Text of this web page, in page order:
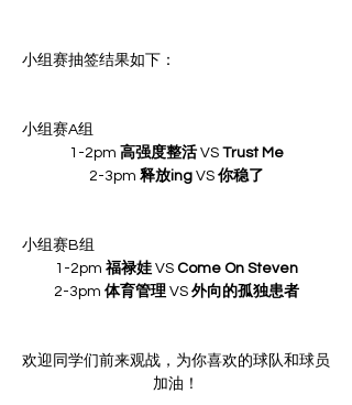
小组赛抽签结果如下：
小组赛A组
1-2pm 高强度整活 VS Trust Me
2-3pm 释放ing VS 你稳了
小组赛B组
1-2pm 福禄娃 VS Come On Steven
2-3pm 体育管理 VS 外向的孤独患者
欢迎同学们前来观战，为你喜欢的球队和球员
加油！